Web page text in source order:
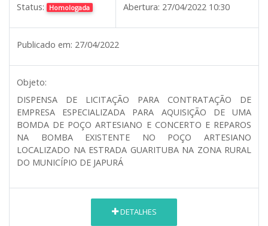
Status: Homologada Abertura: 27/04/2022 10:30
Publicado em: 27/04/2022
Objeto:
DISPENSA DE LICITAÇÃO PARA CONTRATAÇÃO DE
EMPRESA ESPECIALIZADA PARA AQUISIÇÃO DE UMA
BOMDA DE POÇO ARTESIANO E CONCERTO E REPAROS
NA BOMBA EXISTENTE NO POÇO ARTESIANO
LOCALIZADO NA ESTRADA GUARITUBA NA ZONA RURAL
DO MUNICÍPIO DE JAPURÁ
DETALHES